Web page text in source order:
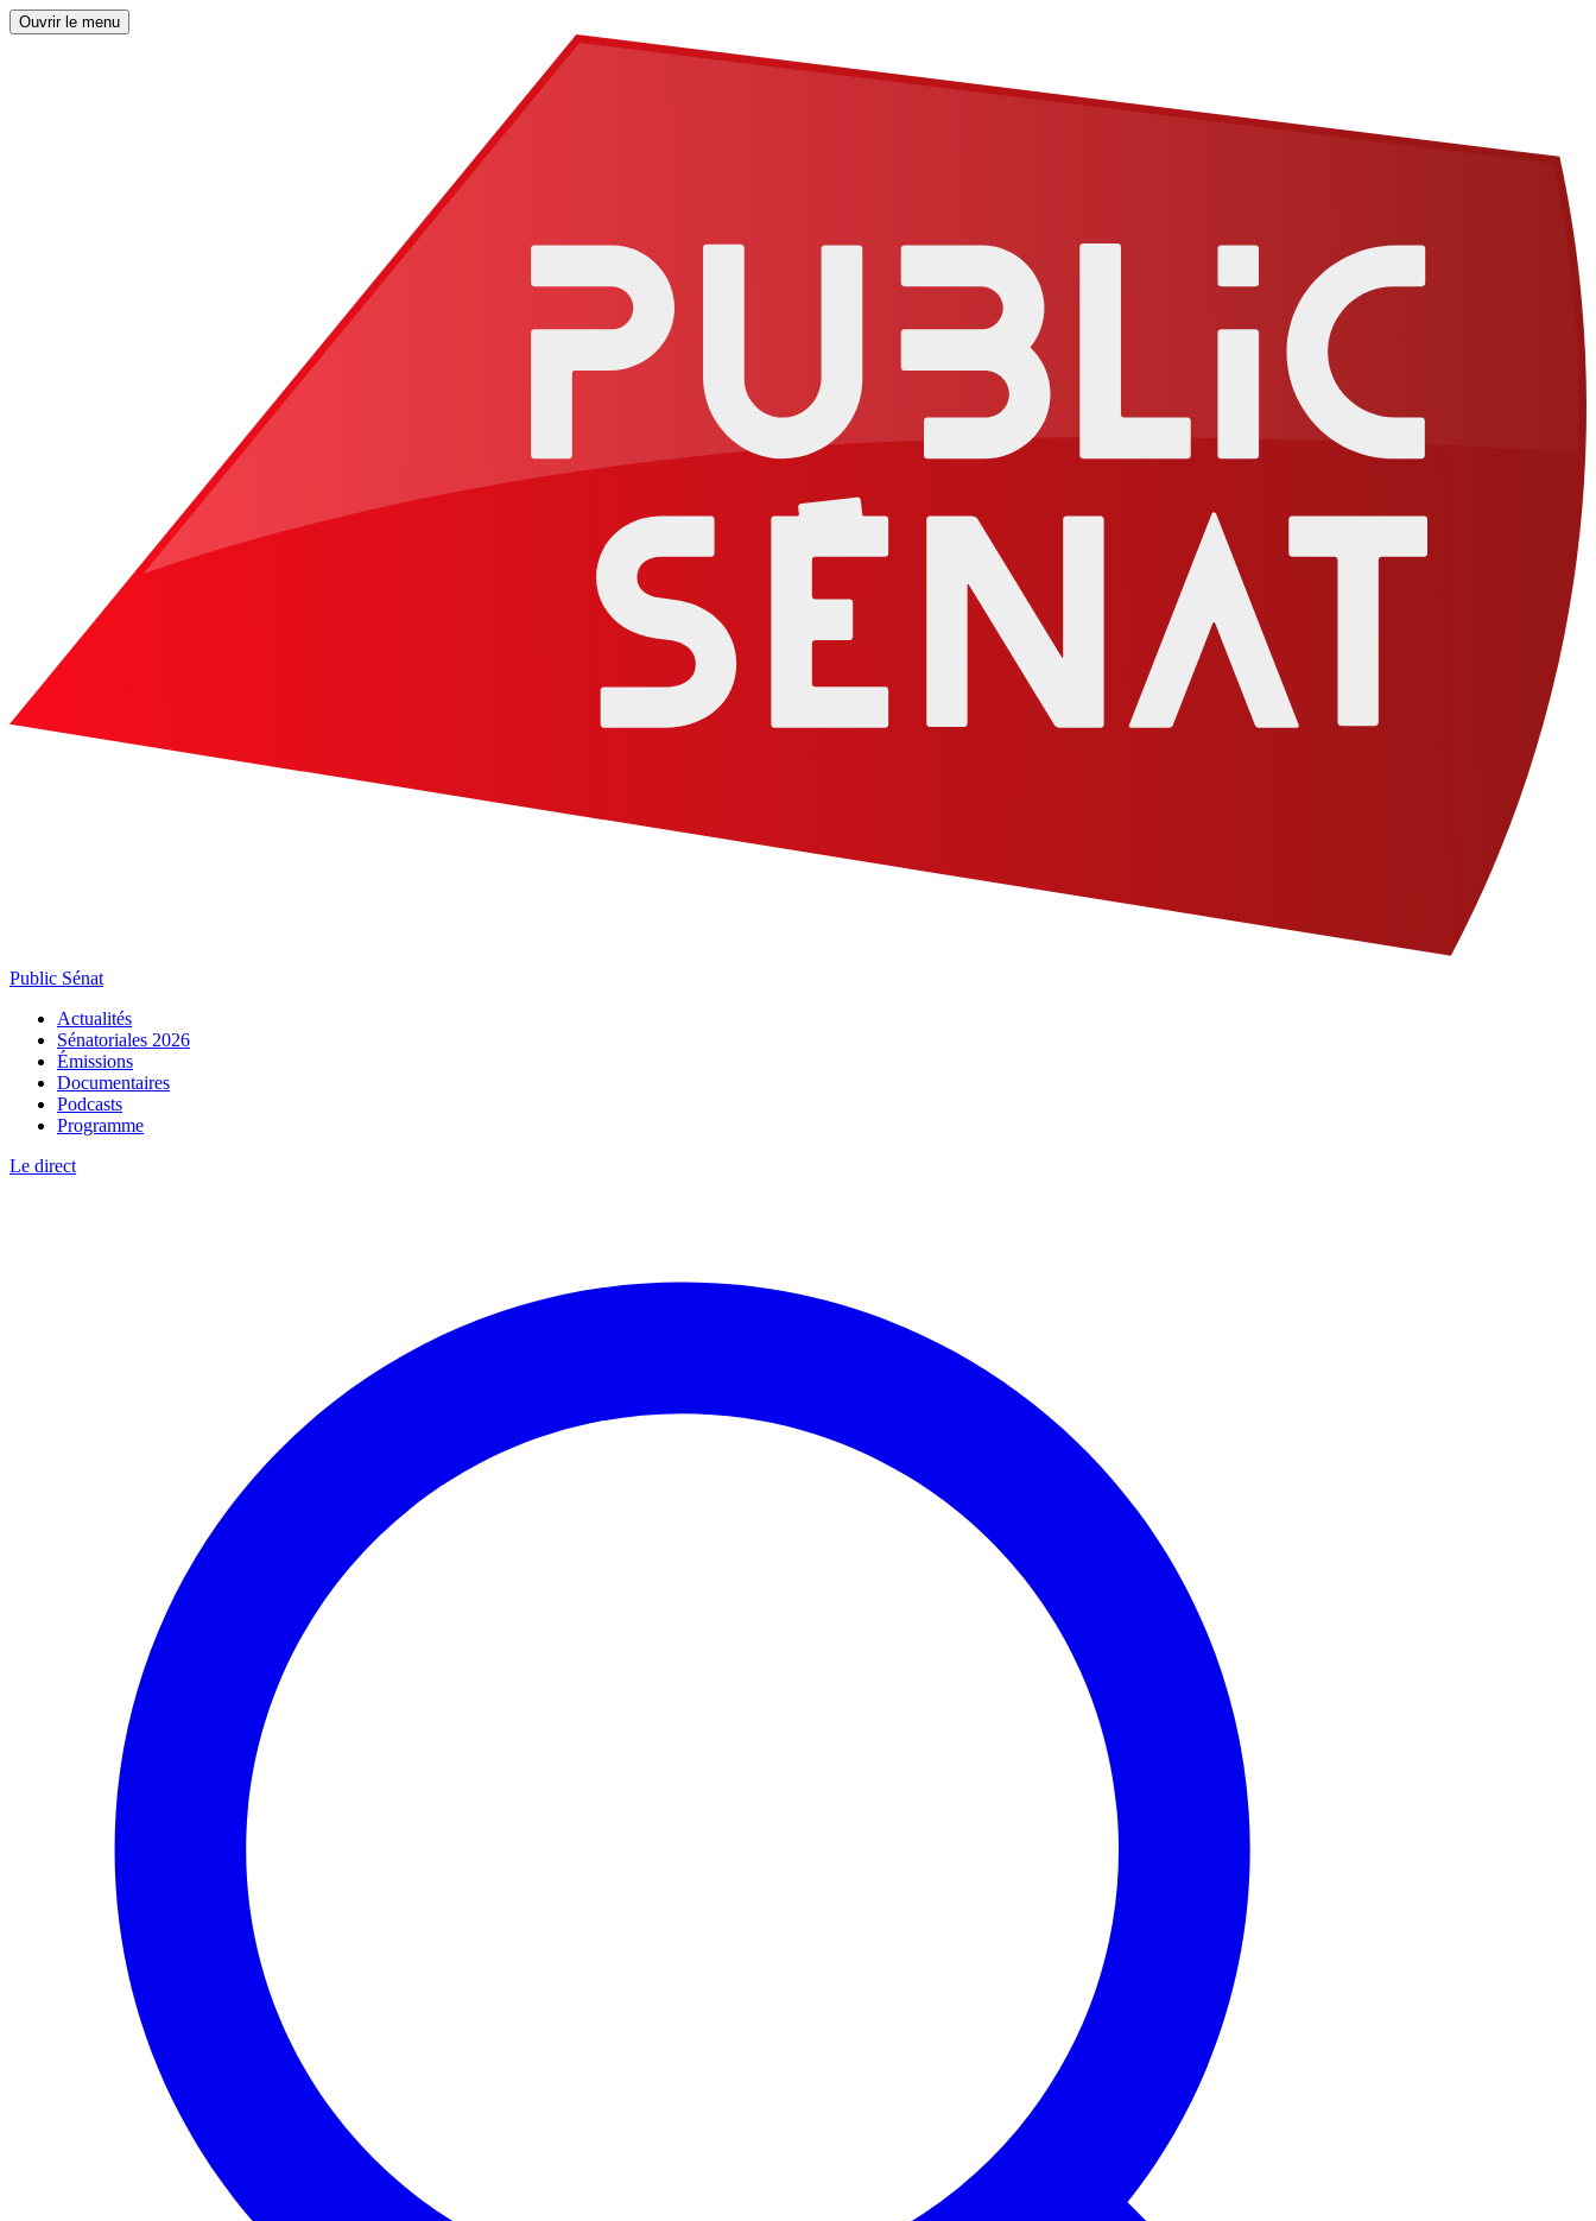
Ouvrir le menu
Public Sénat
Actualités
Sénatoriales 2026
Émissions
Documentaires
Podcasts
Programme
Le direct